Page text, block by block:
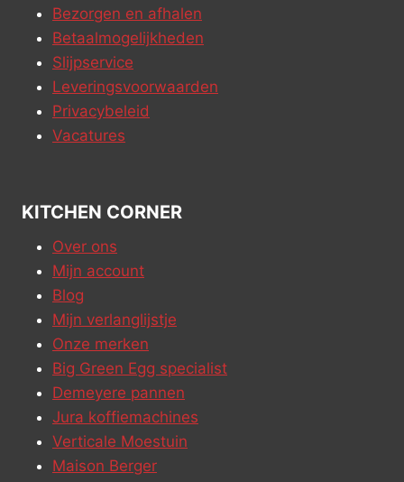
Bezorgen en afhalen
Betaalmogelijkheden
Slijpservice
Leveringsvoorwaarden
Privacybeleid
Vacatures
KITCHEN CORNER
Over ons
Mijn account
Blog
Mijn verlanglijstje
Onze merken
Big Green Egg specialist
Demeyere pannen
Jura koffiemachines
Verticale Moestuin
Maison Berger